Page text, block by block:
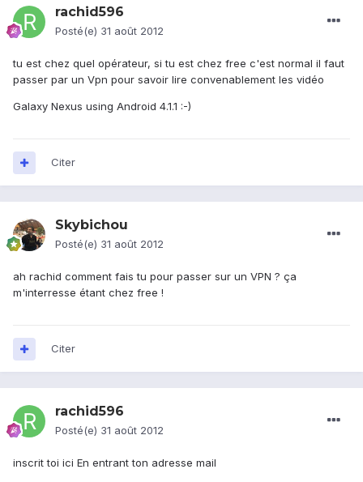
rachid596
Posté(e) 31 août 2012
tu est chez quel opérateur, si tu est chez free c'est normal il faut
passer par un Vpn pour savoir lire convenablement les vidéo
Galaxy Nexus using Android 4.1.1 :-)
Citer
Skybichou
Posté(e) 31 août 2012
ah rachid comment fais tu pour passer sur un VPN ? ça
m'interresse étant chez free !
Citer
rachid596
Posté(e) 31 août 2012
inscrit toi ici En entrant ton adresse mail